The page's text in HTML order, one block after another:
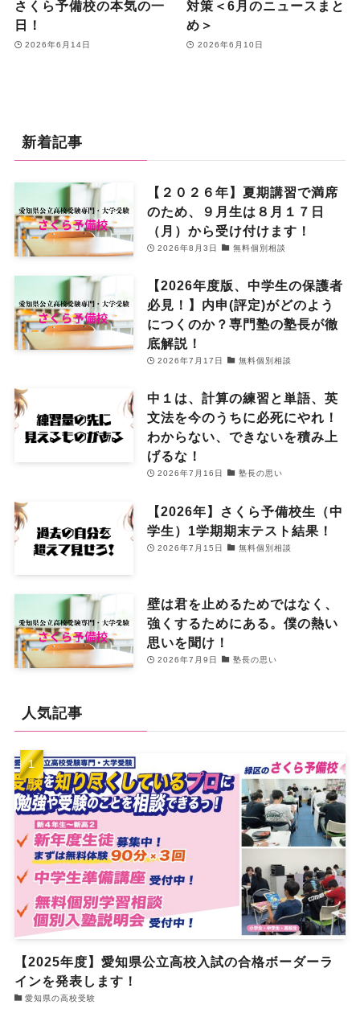
さくら予備校の本気の一
日！
2026年6月14日
対策＜6月のニュースまと
め＞
2026年6月10日
新着記事
【２０２６年】夏期講習で満席
のため、９月生は８月１７日
（月）から受け付けます！
2026年8月3日 無料個別相談
【2026年度版、中学生の保護者
必見！】内申(評定)がどのよう
につくのか？専門塾の塾長が徹
底解説！
2026年7月17日 無料個別相談
中１は、計算の練習と単語、英
文法を今のうちに必死にやれ！
わからない、できないを積み上
げるな！
2026年7月16日 塾長の思い
【2026年】さくら予備校生（中
学生）1学期期末テスト結果！
2026年7月15日 無料個別相談
壁は君を止めるためではなく、
強くするためにある。僕の熱い
思いを聞け！
2026年7月9日 塾長の思い
人気記事
【2025年度】愛知県公立高校入試の合格ボーダーラ
インを発表します！
愛知県の高校受験